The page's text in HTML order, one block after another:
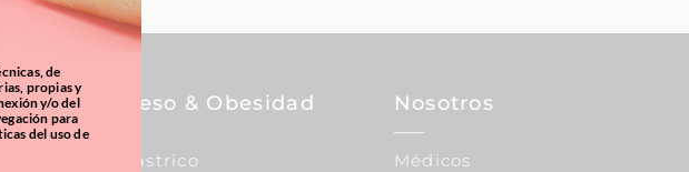
Sobrepeso & Obesidad
Balón Gástrico
Nosotros
Médicos
de
propias y
y/o del
para
del uso de